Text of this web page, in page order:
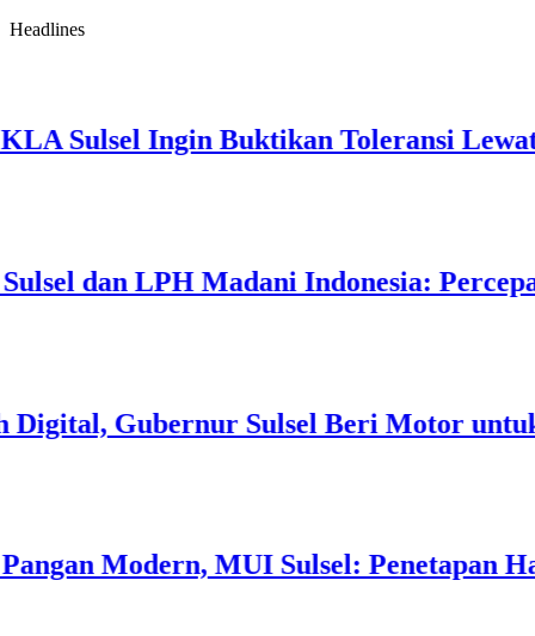
Headlines
Sulsel Ingin Buktikan Toleransi Lewat
dan LPH Madani Indonesia: Percepat
Gubernur Sulsel Beri Motor untuk
Modern, MUI Sulsel: Penetapan